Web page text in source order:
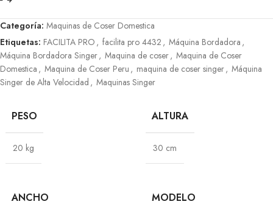
Categoría: Maquinas de Coser Domestica
Etiquetas: FACILITA PRO , facilita pro 4432 , Máquina Bordadora ,
Máquina Bordadora Singer, Maquina de coser, Maquina de Coser
Domestica , Maquina de Coser Peru , maquina de coser singer, Máquina
Singer de Alta Velocidad , Maquinas Singer
PESO
20 kg
ALTURA
30 cm
ANCHO MODELO